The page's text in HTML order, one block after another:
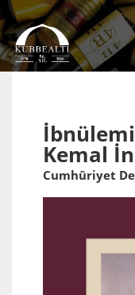
Kemal
Cumhûriyet